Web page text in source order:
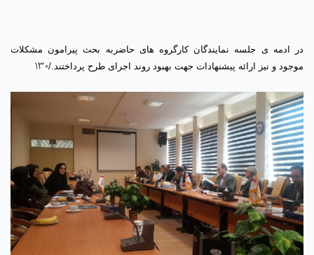
در ادمه ی جلسه نمایندگان کارگروه های حاضربه بحث پیرامون مشکلات
موجود و نیز ارائه پیشنهادات جهت بهبود روند اجرای طرح پرداختند./130